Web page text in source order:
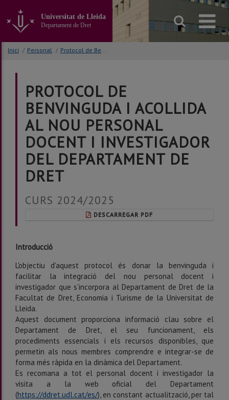
contingut
principal
Universitat de Lleida
Departament de Dret
Inici / Personal / Protocol de Benvinguda
PROTOCOL DE
BENVINGUDA I ACOLLIDA
AL NOU PERSONAL
DOCENT I INVESTIGADOR
DEL DEPARTAMENT DE
DRET
CURS 2024/2025
DESCARREGAR PDF
Introducció
L'objectiu d'aquest protocol és donar la benvinguda i
facilitar la integració del nou personal docent i
investigador que s’incorpora al Departament de Dret de la
Facultat de Dret, Economia i Turisme de la Universitat de
Lleida.
Aquest document proporciona informació clau sobre el
Departament de Dret, el seu funcionament, els
procediments essencials i els recursos disponibles, que
permetin als nous membres comprendre e integrar-se de
forma més ràpida en la dinàmica del Departament.
Es recomana a tot el personal docent i investigador la
visita a la web oficial del Departament
(https://ddret.udl.cat/es/), en constant actualització, per tal